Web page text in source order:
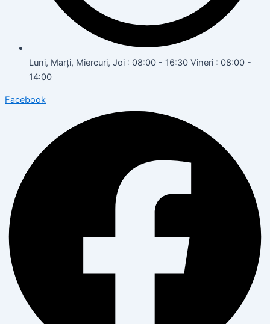
Luni, Marți, Miercuri, Joi : 08:00 - 16:30 Vineri : 08:00 -
14:00
Facebook